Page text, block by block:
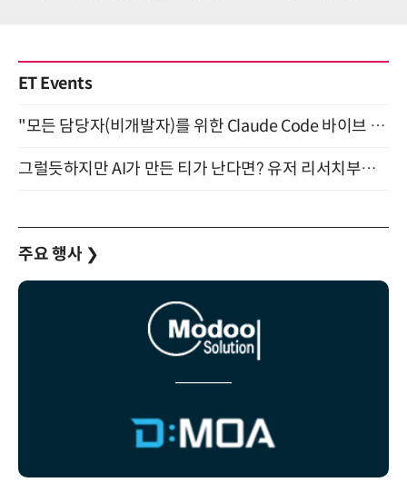
ET Events
"모든 담당자(비개발자)를 위한 Claude Code 바이브 코딩 2-day 부트캠프" 9월 16~17일 개최
그럴듯하지만 AI가 만든 티가 난다면? 유저 리서치부터 배포까지! (9/15)
주요 행사 ❯